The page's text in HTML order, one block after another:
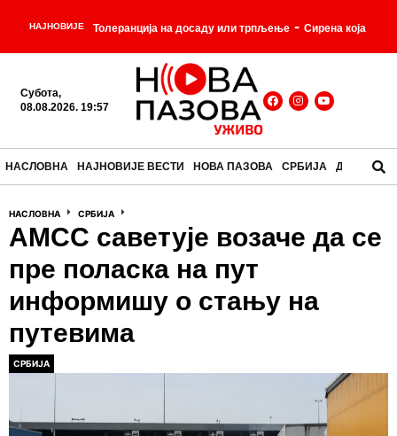
НАЈНОВИЈЕ Толеранција на досаду или трпљење - Сирена која
је победила судбину: Естер Вилијамс
жвакања врбе до аспирина Огромни сребрни
незамисливо
у Палати Србија -
Субота,
08.08.2026. 19:57
НАСЛОВНА НАЈНОВИЈЕ ВЕСТИ НОВА ПАЗОВА СРБИЈА ДРУШТВО
НАСЛОВНА СРБИЈА
АМСС саветује возаче да се
пре поласка на пут
информишу о стању на
путевима
СРБИЈА